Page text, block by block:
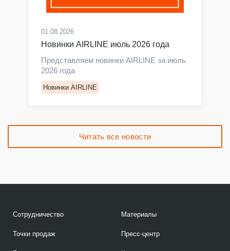
01.08.2026
Новинки AIRLINE июль 2026 года
Представляем новинки AIRLINE за июль
2026 года
Новинки AIRLINE
Читать все новости
Сотрудничество
Точки продаж
Материалы
Пресс-центр